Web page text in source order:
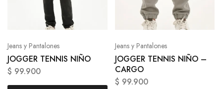
Jeans y Pantalones
JOGGER TENNIS NIÑO
$ 99.900
Jeans y Pantalones
JOGGER TENNIS NIÑO –
CARGO
$ 99.900